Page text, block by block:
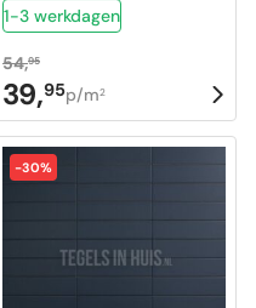
1-3 werkdagen
54,95
Oorspronkelijke
prijs
was:
54,95.
39,95
Huidige
prijs
is:
39,95.
p/m2
-30%